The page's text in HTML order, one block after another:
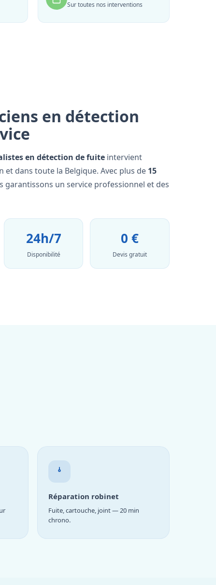
Sur toutes nos interventions
en détection
en détection de fuite intervient
et dans toute la Belgique. Avec plus de 15
garantissons un service professionnel et des
24h/7
Disponibilité
0 €
Devis gratuit
Réparation robinet
Fuite, cartouche, joint — 20 min
chrono.